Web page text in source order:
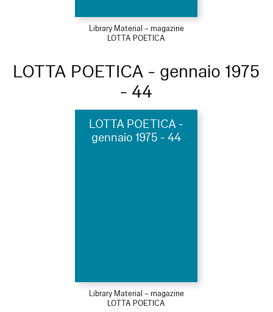
Library Material – magazine
LOTTA POETICA
LOTTA POETICA - gennaio 1975
- 44
LOTTA POETICA -
gennaio 1975 - 44
Library Material – magazine
LOTTA POETICA